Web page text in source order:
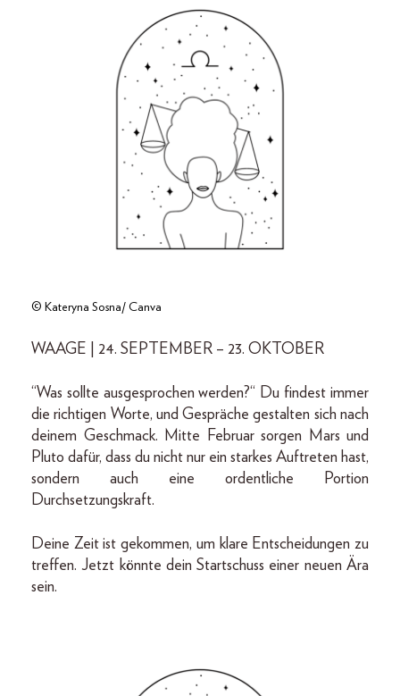
© Kateryna Sosna/ Canva
WAAGE | 24. SEPTEMBER – 23. OKTOBER
“Was sollte ausgesprochen werden?“ Du findest immer
die richtigen Worte, und Gespräche gestalten sich nach
deinem Geschmack. Mitte Februar sorgen Mars und
Pluto dafür, dass du nicht nur ein starkes Auftreten hast,
sondern auch eine ordentliche Portion
Durchsetzungskraft.
Deine Zeit ist gekommen, um klare Entscheidungen zu
treffen. Jetzt könnte dein Startschuss einer neuen Ära
sein.